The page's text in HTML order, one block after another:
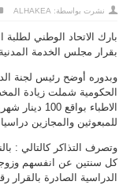
نشرت بواسطة: ALHAKEA
بقرار مجلس الخدمة
وبدوره أوضح رئيس لجنة
الحكومية شملت زيادة
للمبعوثين والمجازين
الدراسية الصادرة بالقرار رقم 10/